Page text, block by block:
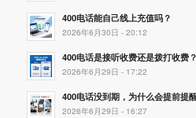
400电话能自己线上充值吗？
2026年6月30日 - 20:12
400电话是接听收费还是拨打收费？
2026年6月29日 - 17:22
400电话没到期，为什么会提前提
2026年6月29日 - 16:27